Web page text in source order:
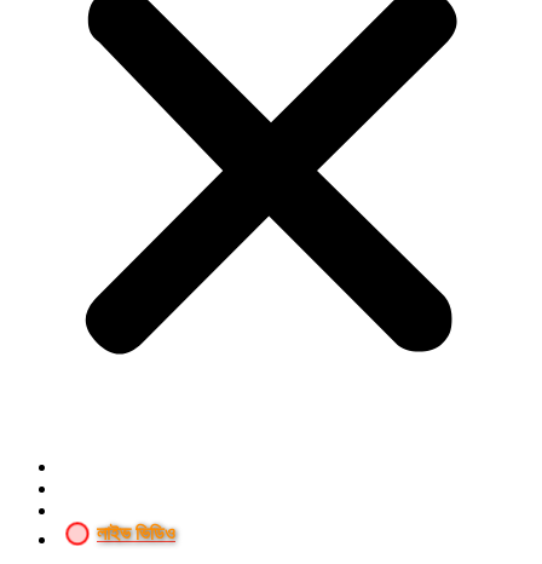
লাইভ ভিডিও